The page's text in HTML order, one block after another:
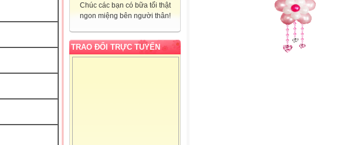
Chúc các bạn có bữa tối thật
ngon miệng bên người thân!
TRAO ĐỔI TRỰC TUYẾN